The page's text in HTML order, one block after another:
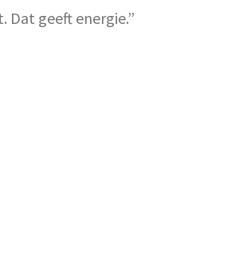
Dat geeft energie.”